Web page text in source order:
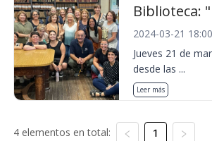
Biblioteca:
2024-03-21
Jueves 21 de
desde las ...
Leer más
4 elementos en total: 1